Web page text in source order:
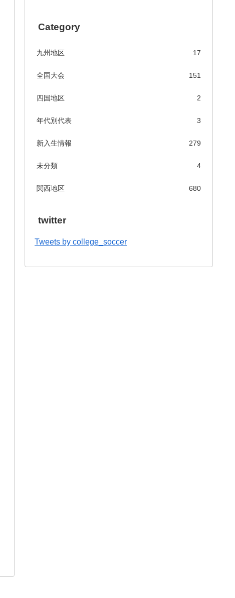
Category
九州地区 17
全国大会 151
四国地区 2
年代別代表 3
新入生情報 279
未分類 4
関西地区 680
twitter
Tweets by college_soccer